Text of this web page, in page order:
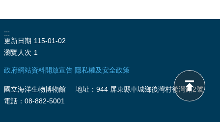
:::
更新日期 115-01-02
瀏覽人次 1
政府網站資料開放宣告 隱私權及安全政策
國立海洋生物博物館 地址：944 屏東縣車城鄉後灣村後灣路2號
電話：08-882-5001